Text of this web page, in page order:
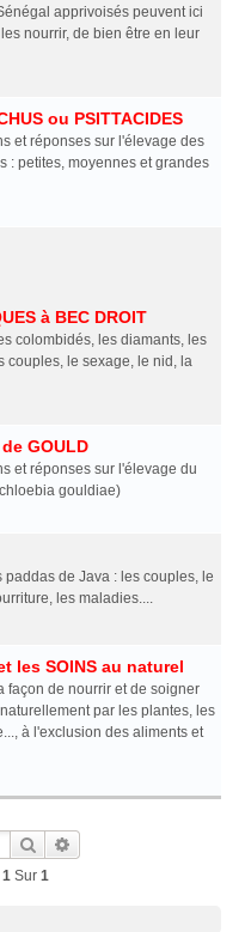
apprivoisés peuvent ici
nourrir, de bien être en leur
ou PSITTACIDES
et réponses sur l'élevage des
: petites, moyennes et grandes
à BEC DROIT
colombidés, les diamants, les
couples, le sexage, le nid, la
GOULD
et réponses sur l'élevage du
gouldiae)
paddas de Java : les couples, le
les maladies....
les SOINS au naturel
façon de nourrir et de soigner
par les plantes, les
à l'exclusion des aliments et
Rechercher
1 Sur 1